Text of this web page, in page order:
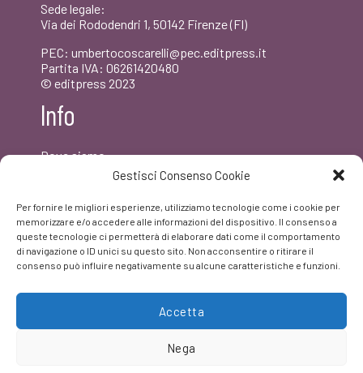
Gestisci Consenso Cookie
Per fornire le migliori esperienze, utilizziamo tecnologie come i cookie per
memorizzare e/o accedere alle informazioni del dispositivo. Il consenso a
queste tecnologie ci permetterà di elaborare dati come il comportamento
di navigazione o ID unici su questo sito. Non acconsentire o ritirare il
consenso può influire negativamente su alcune caratteristiche e funzioni.
Accetta
Nega
Sede legale:
Via dei Rododendri 1, 50142 Firenze (FI)
PEC: umbertocoscarelli@pec.editpress.it
Partita IVA: 06261420480
© editpress 2023
Info
Dove siamo
Privacy policy
FAQ
Facebook